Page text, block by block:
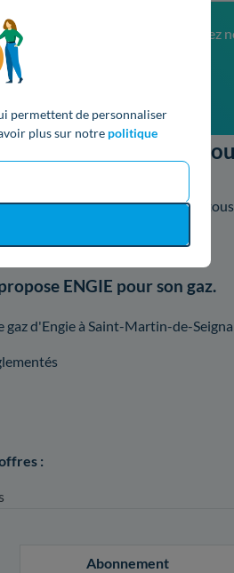
permettent de personnaliser
plus sur notre politique
Martin-de-Seignanx, contactez
laquelle devez-
de multiples offres pour
choisir une.
ENGIE pour son gaz.
d'Engie à Saint-Martin-de-
:
Abonnement